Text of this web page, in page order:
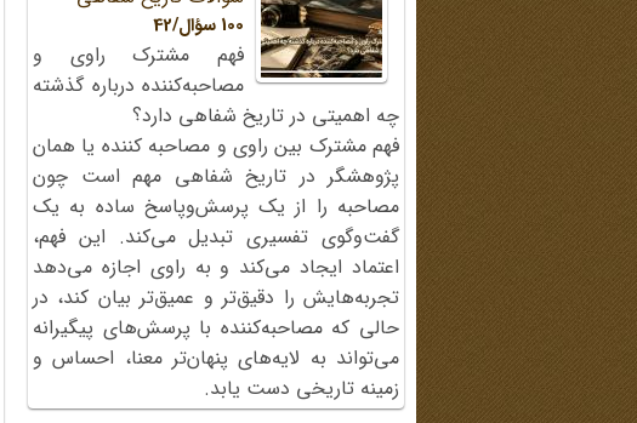
100 سؤال/42
فهم مشترک راوی و
مصاحبه‌کننده درباره گذشته
چه اهمیتی در تاریخ شفاهی دارد؟
فهم مشترک بین راوی و مصاحبه کننده یا همان
پژوهشگر در تاریخ شفاهی مهم است چون
مصاحبه را از یک پرسش‌وپاسخ ساده به یک
گفت‌وگوی تفسیری تبدیل می‌کند. این فهم،
اعتماد ایجاد می‌کند و به راوی اجازه می‌دهد
تجربه‌هایش را دقیق‌تر و عمیق‌تر بیان کند، در
حالی که مصاحبه‌کننده با پرسش‌های پیگیرانه
می‌تواند به لایه‌های پنهان‌تر معنا، احساس و
زمینه تاریخی دست یابد.